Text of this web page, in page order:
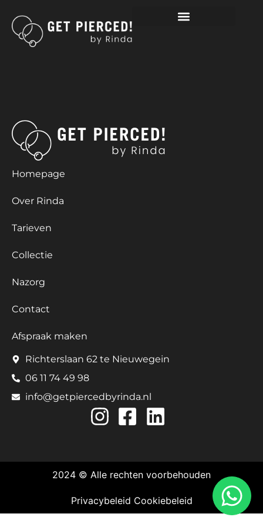
LABRET IN DIVERSE MATEN
TITANIUM EN TIG23
Homepage
Over Rinda
Tarieven
Collectie
Nazorg
Contact
Afspraak maken
Richterslaan 62 te Nieuwegein
06 11 74 49 98
info@getpiercedbyrinda.nl
2024 © Alle rechten voorbehouden
Privacybeleid Cookiebeleid